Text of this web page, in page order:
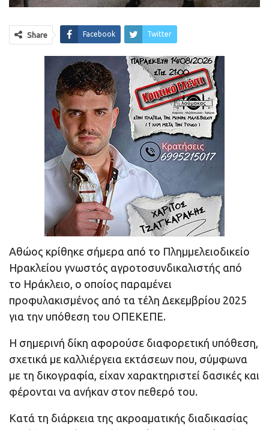
Share Facebook Twitter
Αθώος κρίθηκε σήμερα από το Πλημμελειοδικείο
Ηρακλείου γνωστός αγροτοσυνδικαλιστής από
το Ηράκλειο, ο οποίος παραμένει
προφυλακισμένος από τα τέλη Δεκεμβρίου 2025
για την υπόθεση του ΟΠΕΚΕΠΕ.
Η σημερινή δίκη αφορούσε διαφορετική υπόθεση,
σχετικά με καλλιέργεια εκτάσεων που, σύμφωνα
με τη δικογραφία, είχαν χαρακτηριστεί δασικές και
φέρονται να ανήκαν στον πεθερό του.
Κατά τη διάρκεια της ακροαματικής διαδικασίας